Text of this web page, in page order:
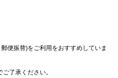
便振替)をご利用をおすすめしていま
了承ください。